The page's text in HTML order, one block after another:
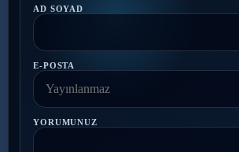
AD SOYAD
E-POSTA
YORUMUNUZ